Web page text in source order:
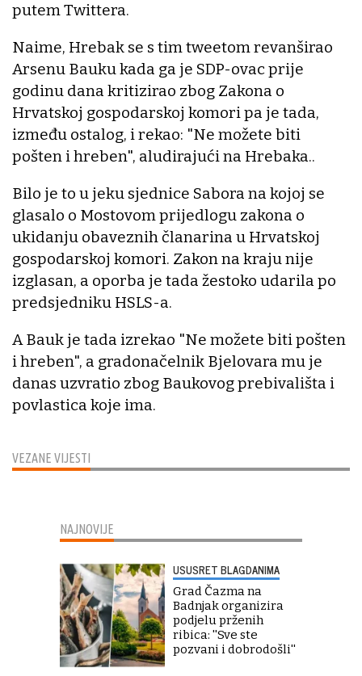
VEZANE VIJESTI
putem Twittera.
Naime, Hrebak se s tim tweetom revanširao
Arsenu Bauku kada ga je SDP-ovac prije
godinu dana kritizirao zbog Zakona o
Hrvatskoj gospodarskoj komori pa je tada,
između ostalog, i rekao: "Ne možete biti
pošten i hreben", aludirajući na Hrebaka..
Bilo je to u jeku sjednice Sabora na kojoj se
glasalo o Mostovom prijedlogu zakona o
ukidanju obaveznih članarina u Hrvatskoj
gospodarskoj komori. Zakon na kraju nije
izglasan, a oporba je tada žestoko udarila po
predsjedniku HSLS-a.
A Bauk je tada izrekao "Ne možete biti pošten
i hreben", a gradonačelnik Bjelovara mu je
danas uzvratio zbog Baukovog prebivališta i
povlastica koje ima.
NAJNOVIJE
USUSRET BLAGDANIMA
Grad Čazma na
Badnjak organizira
podjelu prženih
ribica: ''Sve ste
pozvani i dobrodošli''